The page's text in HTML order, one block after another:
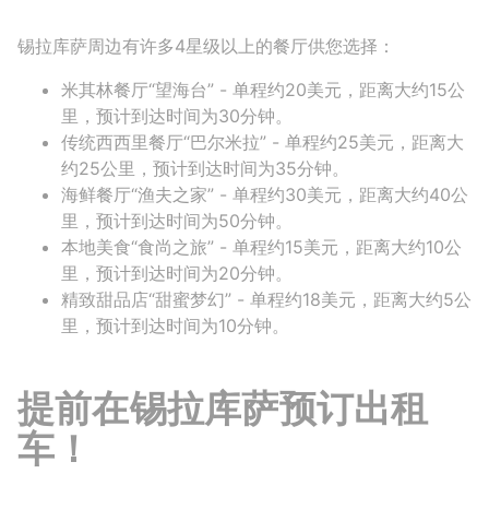
锡拉库萨周边有许多4星级以上的餐厅供您选择：
米其林餐厅“望海台” - 单程约20美元，距离大约15公
里，预计到达时间为30分钟。
传统西西里餐厅“巴尔米拉” - 单程约25美元，距离大
约25公里，预计到达时间为35分钟。
海鲜餐厅“渔夫之家” - 单程约30美元，距离大约40公
里，预计到达时间为50分钟。
本地美食“食尚之旅” - 单程约15美元，距离大约10公
里，预计到达时间为20分钟。
精致甜品店“甜蜜梦幻” - 单程约18美元，距离大约5公
里，预计到达时间为10分钟。
提前在锡拉库萨预订出租
车！